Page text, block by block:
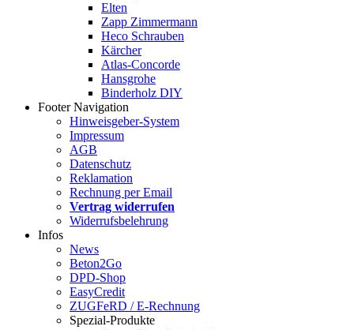
Elten
Zapp Zimmermann
Heco Schrauben
Kärcher
Atlas-Concorde
Hansgrohe
Binderholz DIY
Footer Navigation
Hinweisgeber-System
Impressum
AGB
Datenschutz
Reklamation
Rechnung per Email
Vertrag widerrufen
Widerrufsbelehrung
Infos
News
Beton2Go
DPD-Shop
EasyCredit
ZUGFeRD / E-Rechnung
Spezial-Produkte